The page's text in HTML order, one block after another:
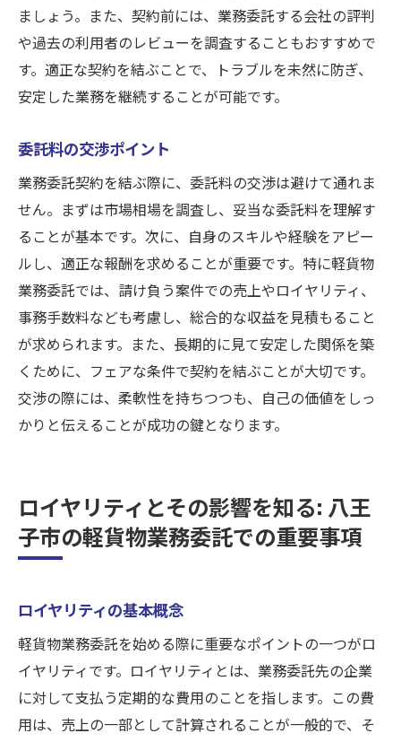
ましょう。また、契約前には、業務委託する会社の評判
や過去の利用者のレビューを調査することもおすすめで
す。適正な契約を結ぶことで、トラブルを未然に防ぎ、
安定した業務を継続することが可能です。
委託料の交渉ポイント
業務委託契約を結ぶ際に、委託料の交渉は避けて通れま
せん。まずは市場相場を調査し、妥当な委託料を理解す
ることが基本です。次に、自身のスキルや経験をアピー
ルし、適正な報酬を求めることが重要です。特に軽貨物
業務委託では、請け負う案件での売上やロイヤリティ、
事務手数料なども考慮し、総合的な収益を見積もること
が求められます。また、長期的に見て安定した関係を築
くために、フェアな条件で契約を結ぶことが大切です。
交渉の際には、柔軟性を持ちつつも、自己の価値をしっ
かりと伝えることが成功の鍵となります。
ロイヤリティとその影響を知る: 八王
子市の軽貨物業務委託での重要事項
ロイヤリティの基本概念
軽貨物業務委託を始める際に重要なポイントの一つがロ
イヤリティです。ロイヤリティとは、業務委託先の企業
に対して支払う定期的な費用のことを指します。この費
用は、売上の一部として計算されることが一般的で、そ